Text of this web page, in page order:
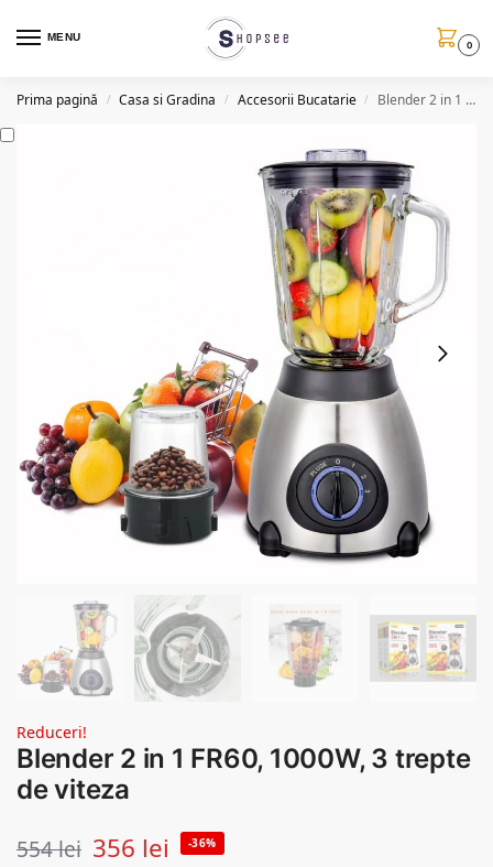
MENU
0
Prima pagină / Casa si Gradina / Accesorii Bucatarie / Blender 2 in 1 FR60, 1000W, 3 trepte de viteza
Reduceri!
Blender 2 in 1 FR60, 1000W, 3 trepte
de viteza
554lei 356 lei -36%